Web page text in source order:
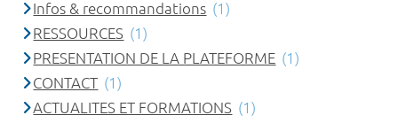
Infos & recommandations (1)
RESSOURCES (1)
PRESENTATION DE LA PLATEFORME (1)
CONTACT (1)
ACTUALITES ET FORMATIONS (1)